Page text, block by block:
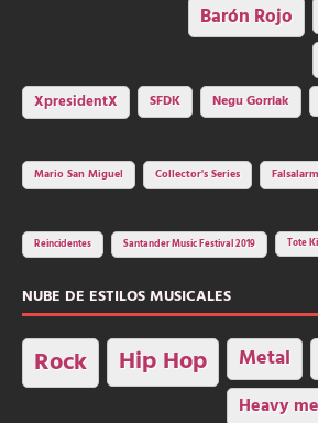
Barón Rojo
XpresidentX SFDK Negu Gorriak
Mario San Miguel
Collector's Series
Reincidentes Santander Music Festival 2019 Tote
NUBE DE ESTILOS MUSICALES
Rock Hip Hop Metal
Heavy